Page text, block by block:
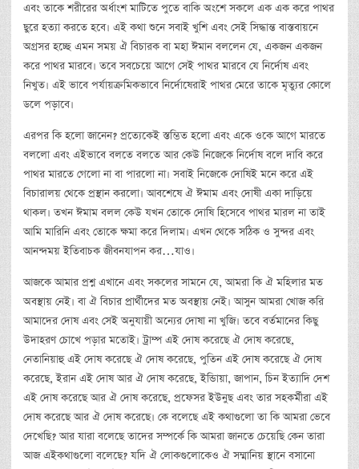
এবং তাকে শরীরের অর্ধাংশ মাটিতে পুতে বাকি অংশে সকলে এক এক করে পাথর
ছুরে হত্যা করতে হবে। এই কথা শুনে সবাই খুশি এবং সেই সিদ্ধান্ত বাস্তবায়নে
অগ্রসর হচ্ছে এমন সময় ঐ বিচারক বা মহা ঈমান বললেন যে, একজন একজন
করে পাথর মারবে। তবে সবচেয়ে আগে সেই পাথর মারবে যে নির্দোষ এবং
নিখুত। এই ভাবে পর্যায়ক্রমিকভাবে নির্দোষেরাই পাথর মেরে তাকে মৃত্যুর কোলে
ডলে পড়াবে।
এরপর কি হলো জানেন? প্রত্যেকেই স্তম্ভিত হলো এবং একে ওকে আগে মারতে
বললো এবং এইভাবে বলতে বলতে আর কেউ নিজেকে নির্দোষ বলে দাবি করে
পাথর মারতে গেলো না বা পারলো না। সবাই নিজেকে দোষিই মনে করে এই
বিচারালয় থেকে প্রস্থান করলো। আবশেষে ঐ ঈমাম এবং দোষী একা দাড়িয়ে
থাকল। তখন ঈমাম বলল কেউ যখন তোকে দোষি হিসেবে পাথর মারল না তাই
আমি মারিনি এবং তোকে ক্ষমা করে দিলাম। এখন থেকে সঠিক ও সুন্দর এবং
আনন্দময় ইতিবাচক জীবনযাপন কর…যাও।
আজকে আমার প্রশ্ন এখানে এবং সকলের সামনে যে, আমরা কি ঐ মহিলার মত
অবস্থায় নেই। বা ঐ বিচার প্রার্থীদের মত অবস্থায় নেই। আসুন আমরা খোজ করি
আমাদের দোষ এবং সেই অনুযায়ী অন্যের দোষা না খুজি। তবে বর্তমানের কিছু
উদাহরণ চোখে পড়ার মতোই। ট্রাম্প এই দোষ করেছে ঐ দোষ করেছে,
নেতানিয়াহু এই দোষ করেছে ঐ দোষ করেছে, পুতিন এই দোষ করেছে ঐ দোষ
করেছে, ইরান এই দোষ আর ঐ দোষ করেছে, ইন্ডিায়া, জাপান, চিন ইত্যাদি দেশ
এই দোষ করেছে আর ঐ দোষ করেছে, প্রফেসর ইউনুছ এবং তার সহকর্মীরা এই
দোষ করেছে আর ঐ দোষ করেছে। কে বলেছে এই কথাগুলো তা কি আমরা ভেবে
দেখেছি? আর যারা বলেছে তাদের সম্পর্কে কি আমরা জানতে চেয়েছি কেন তারা
আজ এইকথাগুলো বলেছে? যদি ঐ লোকগুলোকেও ঐ সম্মানিয় স্থানে বসানো